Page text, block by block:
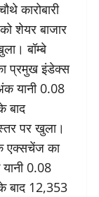
कारोबारी
शेयर बाजार
बॉम्बे
प्रमुख इंडेक्स
यानी 0.08
बाद
पर खुला।
एक्सचेंज का
0.08
बाद 12,353